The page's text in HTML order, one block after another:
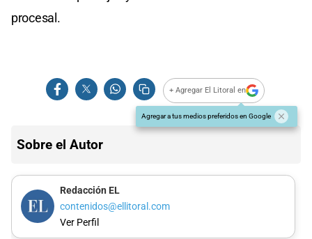
procesal.
+ Agregar El Litoral en
Agregar a tus medios preferidos en Google
Sobre el Autor
Redacción EL
contenidos@ellitoral.com
Ver Perfil